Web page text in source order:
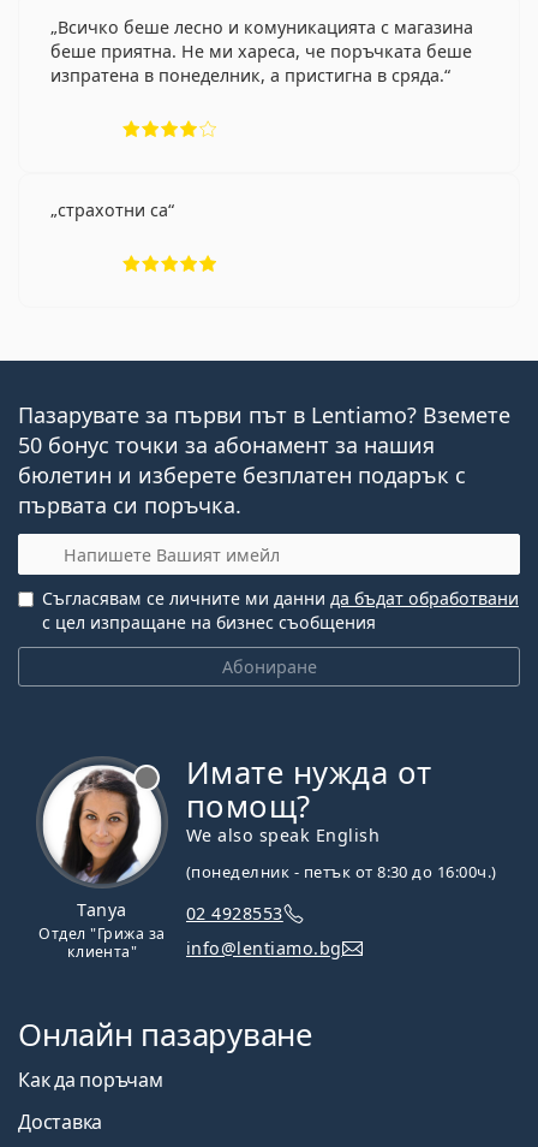
Всичко беше лесно и комуникацията с магазина
беше приятна. Не ми хареса, че поръчката беше
изпратена в понеделник, а пристигна в сряда.
страхотни са
Пазарувате за първи път в Lentiamo? Вземете
50 бонус точки за абонамент за нашия
бюлетин и изберете безплатен подарък с
първата си поръчка.
Имейл
Абониране
Съгласявам се личните ми данни да бъдат обработвани
с цел изпращане на бизнес съобщения
Tanya
Отдел "Грижа за
клиента"
Имате нужда от
помощ?
We also speak English
(понеделник - петък от 8:30 до 16:00ч.)
02 4928553
info@lentiamo.bg
Онлайн пазаруване
Как да поръчам
Доставка